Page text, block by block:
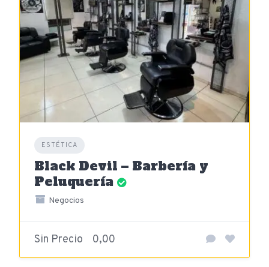
ESTÉTICA
Black Devil – Barbería y
Peluquería
Negocios
Sin Precio 0,00